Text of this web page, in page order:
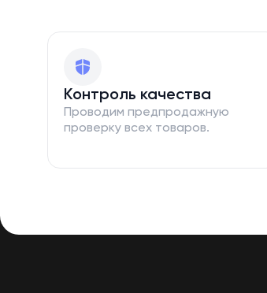
Контроль качества
Проводим предпродажную
проверку всех товаров.